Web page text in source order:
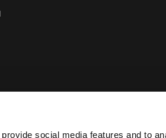
social media features and to